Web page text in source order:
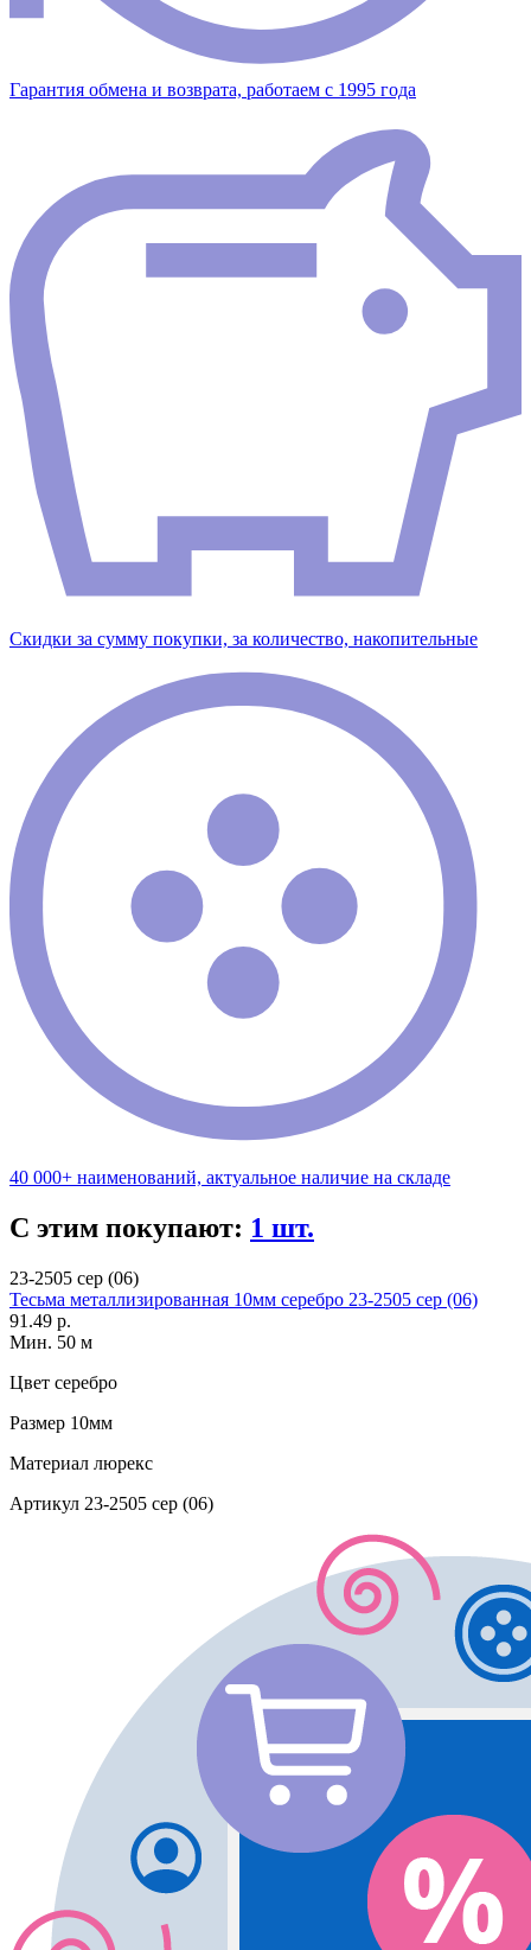
Гарантия обмена и возврата, работаем с 1995 года
Скидки за сумму покупки, за количество, накопительные
40 000+ наименований, актуальное наличие на складе
С этим покупают: 1 шт.
23-2505 сер (06)
Тесьма металлизированная 10мм серебро 23-2505 сер (06)
91.49 р.
Мин. 50 м
Цвет серебро
Размер 10мм
Материал люрекс
Артикул 23-2505 сер (06)